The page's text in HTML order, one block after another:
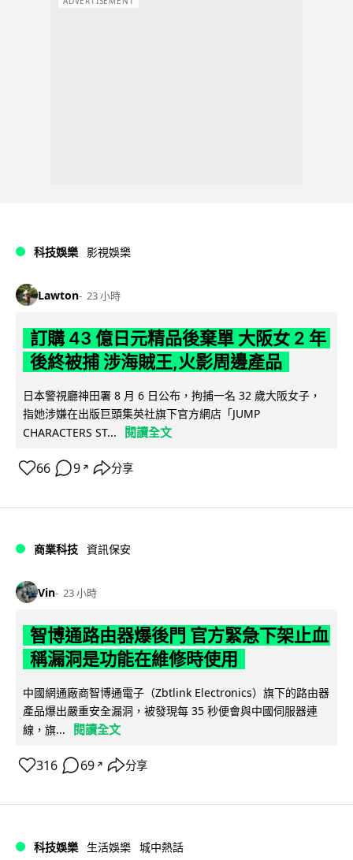
科技娛樂 影視娛樂
Lawton 23 小時
訂購 43 億日元精品後棄單 大阪女 2 年
後終被捕 涉海賊王,火影周邊產品
日本警視廳神田署 8 月 6 日公布，拘捕一名 32 歲大阪女子，
指她涉嫌在出版巨頭集英社旗下官方網店「JUMP
CHARACTERS ST...
閱讀全文
66 9 ↗ 分享
商業科技 資訊保安
Vin 23 小時
智博通路由器爆後門 官方緊急下架止血
稱漏洞是功能在維修時使用
中國網通廠商智博通電子（Zbtlink Electronics）旗下的路由器
產品爆出嚴重安全漏洞，被發現每 35 秒便會與中國伺服器連
線，旗...
閱讀全文
316 69 ↗ 分享
科技娛樂 生活娛樂 城中熱話